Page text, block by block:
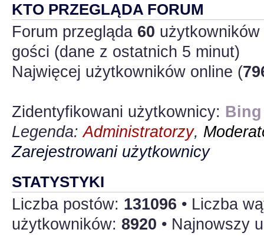
KTO PRZEGLĄDA FORUM
Forum przegląda 60
gości (dane z ostatnich 5 minut)
Najwięcej użytkowników online (
Zidentyfikowani użytkownicy:
Legenda:Administratorzy,
Zarejestrowani użytkownicy
STATYSTYKI
Liczba postów: 131096 • Liczba
użytkowników: 8920 • Najnowszy